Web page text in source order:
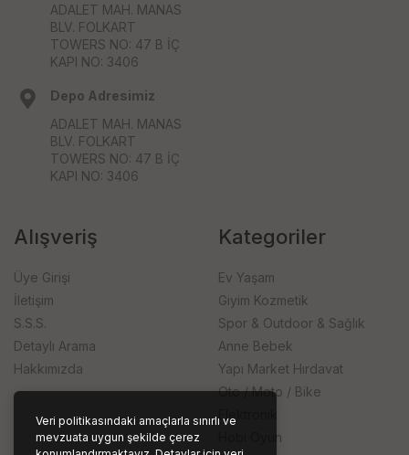
Veri politikasındaki amaçlarla sınırlı ve
mevzuata uygun şekilde çerez
ADALET MAH. MANAS
BLV. FOLKART
TOWERS NO: 47 B İÇ
KAPI NO: 3406
Depo Adresimiz
ADALET MAH. MANAS
BLV. FOLKART
TOWERS NO: 47 B İÇ
KAPI NO: 3406
Alışveriş
Üye Girişi
İletişim
S.S.S.
Detaylı Arama
Hakkımızda
Kategoriler
Ev Yaşam
Giyim Kozmetik
Spor & Outdoor & Sağlık
Anne Bebek
Yapı Market Hırdavat
Oto / Moto / Bike
Hobi Oyun